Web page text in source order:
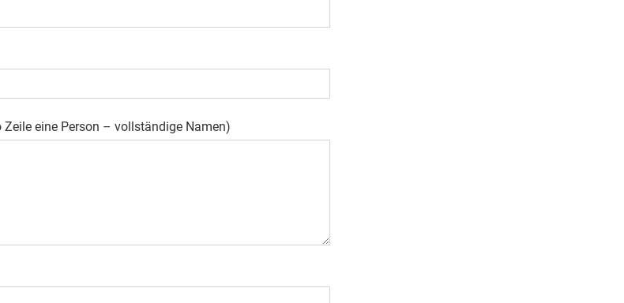
Zeile eine Person – vollständige Namen)